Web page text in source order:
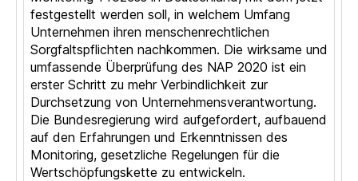
festgestellt werden soll, in welchem Umfang
Unternehmen ihren menschenrechtlichen
Sorgfaltspflichten nachkommen. Die wirksame und
umfassende Überprüfung des NAP 2020 ist ein
erster Schritt zu mehr Verbindlichkeit zur
Durchsetzung von Unternehmensverantwortung.
Die Bundesregierung wird aufgefordert, aufbauend
auf den Erfahrungen und Erkenntnissen des
Monitoring, gesetzliche Regelungen für die
Wertschöpfungskette zu entwickeln.